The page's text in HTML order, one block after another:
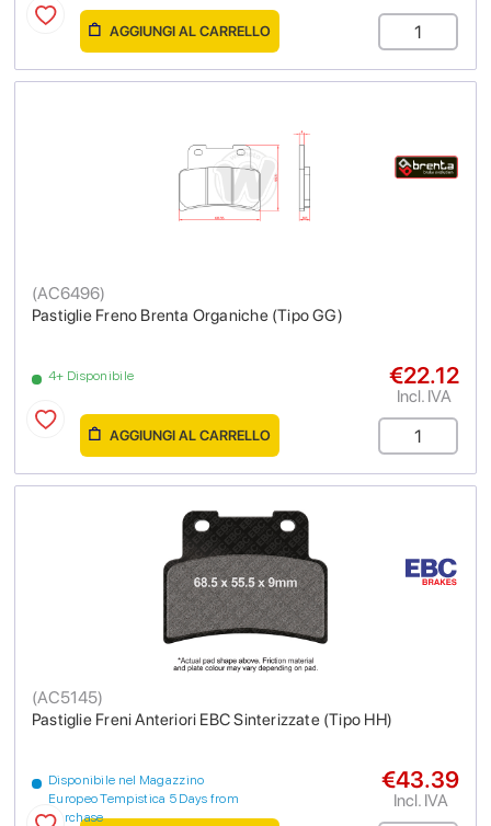
AGGIUNGI AL CARRELLO
Pastiglie Freno Brenta Organiche (Tipo GG)
(AC6496)
4+ Disponibile €22.12
Incl. IVA
AGGIUNGI AL CARRELLO
Pastiglie Freni Anteriori EBC Sinterizzate (Tipo HH)
(AC5145)
Disponibile nel Magazzino
Europeo Tempistica 5 Days from
purchase
€43.39
Incl. IVA